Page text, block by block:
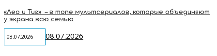
«Лео и Тиг» – в топе мультсериалов, которые объединяют
у экрана всю семью
08.07.2026 08.07.2026